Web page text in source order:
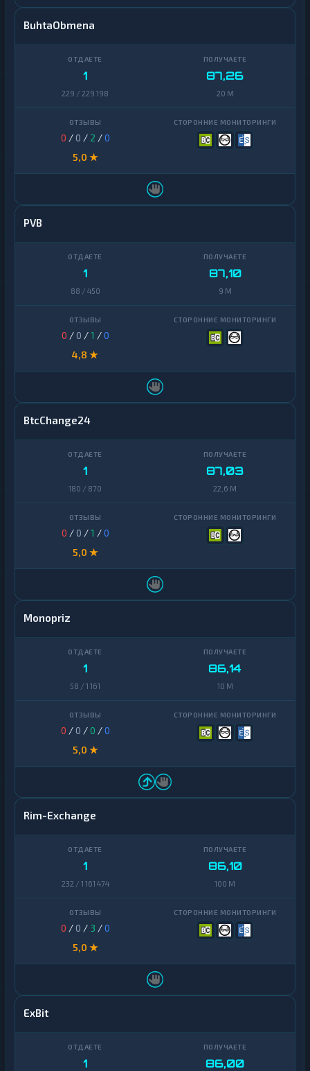
BuhtaObmena
1
229 / 229 198
87,26
20 M
0 / 0 / 2 /0
5,0 ★
PVB
1
88 / 450
87,10
9 M
0 / 0 /1 /0
4,8 ★
BtcChange24
1
180 / 870
87,03
22,6 M
0 / 0 /1 /0
5,0 ★
Monopriz
1
58 / 1 161
86,14
10 M
0 / 0 /0 /0
5,0 ★
Rim-Exchange
1
232 / 1 161 474
86,10
100 M
0 / 0 / 3 /0
5,0 ★
ExBit
1 86,00